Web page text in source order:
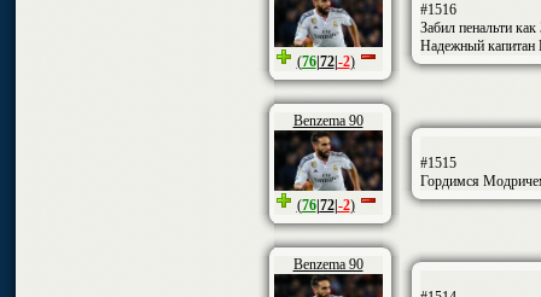
(76|72|-2)
#1516
Забил пенальти
Надежный капитан
Benzema 90
(76|72|-2)
#1515
Гордимся
Benzema 90